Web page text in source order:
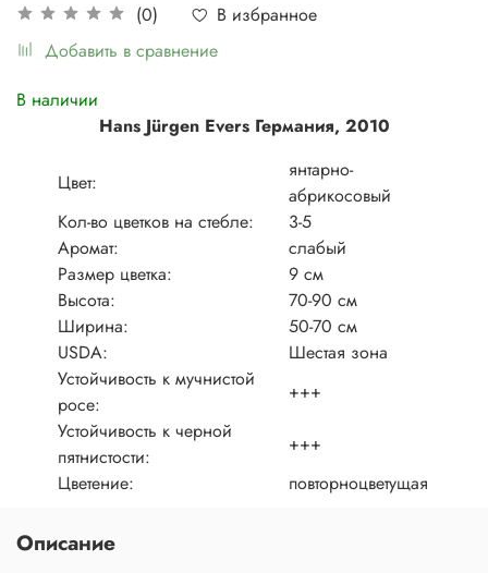
(0)
В избранное
Добавить в сравнение
В наличии
Hans Jürgen Evers Германия, 2010
Цвет:
янтарно-
абрикосовый
Кол-во цветков на стебле:
3-5
Аромат:
слабый
Размер цветка:
9 см
Высота:
70-90 см
Ширина:
50-70 см
USDA:
Шестая зона
Устойчивость к мучнистой
росе:
+++
Устойчивость к черной
пятнистости:
+++
Цветение:
повторноцветущая
Описание